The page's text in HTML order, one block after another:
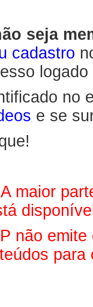
seja
cadastro
no
e se
A maior
não
para